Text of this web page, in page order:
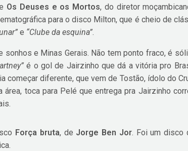
Os Deuses e os Mortos, do diretor
para o disco Milton, que é cheio de
e “Clube da esquina”.
sonhos e Minas Gerais. Não tem ponto fraco, é
é o gol de Jairzinho que dá a vitória pro
começar diferente, que vem de Tostão, ídolo do
área, toca para Pelé que entrega pra Jairzinho
Força bruta, de Jorge Ben Jor. Foi um disco